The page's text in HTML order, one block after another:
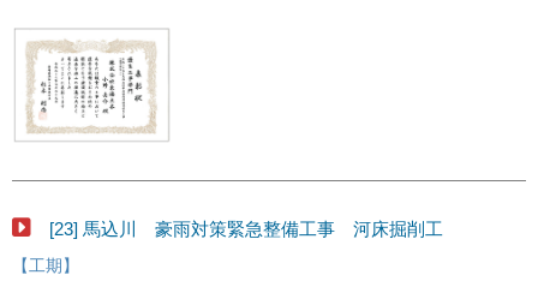
[23] 馬込川 豪雨対策緊急整備工事 河床掘削工
【工期】